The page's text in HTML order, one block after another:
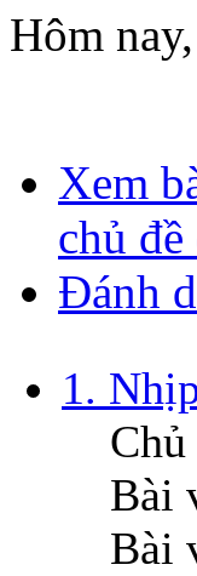
Hôm
Xem
chủ
Đánh
1.
Chủ
Bài
Bài